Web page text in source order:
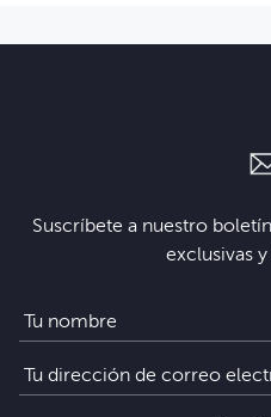
Suscríbete a nuestro
exclusivas